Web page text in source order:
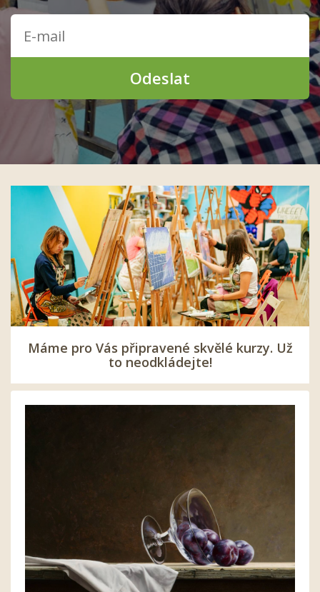
Odeslat
Máme pro Vás připravené skvělé kurzy. Už
to neodkládejte!